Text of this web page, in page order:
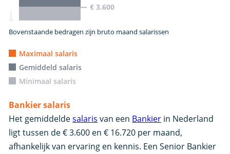
€ 3.600
Bovenstaande bedragen zijn bruto maand salarissen
Maximaal salaris
Gemiddeld salaris
Minimaal salaris
Bankier salaris
Het gemiddeldesalaris van een Bankier in Nederland
ligt tussen de € 3.600 en € 16.720 per maand,
afhankelijk van ervaring en kennis. Een Senior Bankier